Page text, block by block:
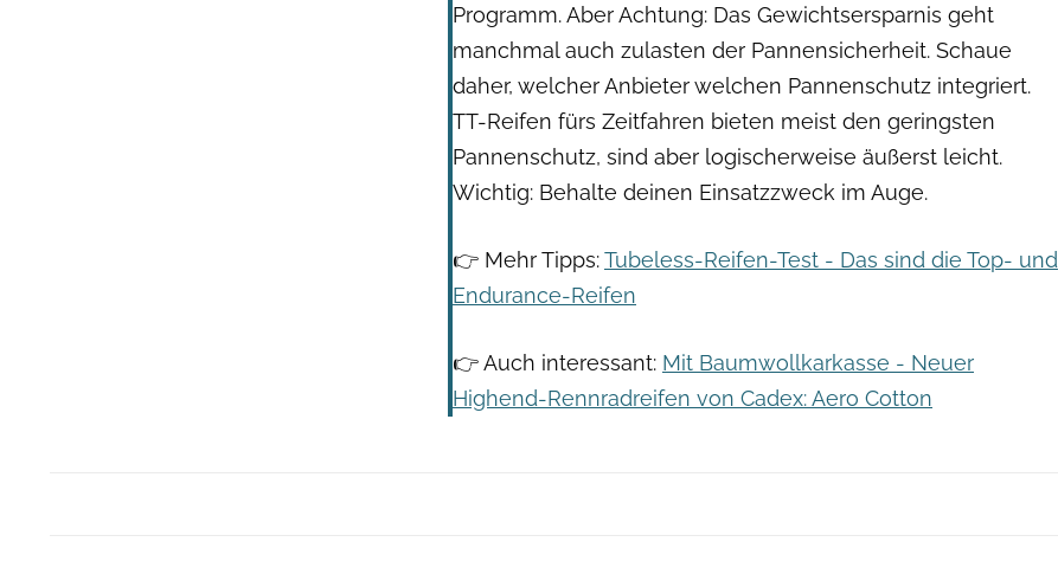
Programm. Aber Achtung: Das Gewichtsersparnis geht
manchmal auch zulasten der Pannensicherheit. Schaue
daher, welcher Anbieter welchen Pannenschutz integriert.
TT-Reifen fürs Zeitfahren bieten meist den geringsten
Pannenschutz, sind aber logischerweise äußerst leicht.
Wichtig: Behalte deinen Einsatzzweck im Auge.
👉 Mehr Tipps:Tubeless-Reifen-Test - Das sind die Top- und
Endurance-Reifen
👉 Auch interessant: Mit Baumwollkarkasse - Neuer
Highend-Rennradreifen von Cadex: Aero Cotton